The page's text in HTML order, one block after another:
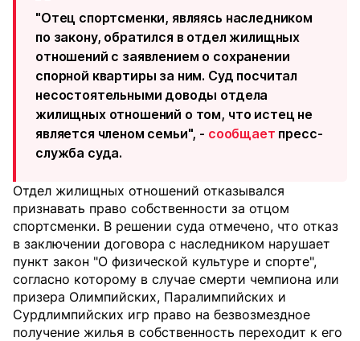
"Отец спортсменки, являясь наследником
по закону, обратился в отдел жилищных
отношений с заявлением о сохранении
спорной квартиры за ним. Суд посчитал
несостоятельными доводы отдела
жилищных отношений о том, что истец не
является членом семьи", - сообщает пресс-
служба суда.
Отдел жилищных отношений отказывался
признавать право собственности за отцом
спортсменки. В решении суда отмечено, что отказ
в заключении договора с наследником нарушает
пункт закон "О физической культуре и спорте",
согласно которому в случае смерти чемпиона или
призера Олимпийских, Паралимпийских и
Сурдлимпийских игр право на безвозмездное
получение жилья в собственность переходит к его